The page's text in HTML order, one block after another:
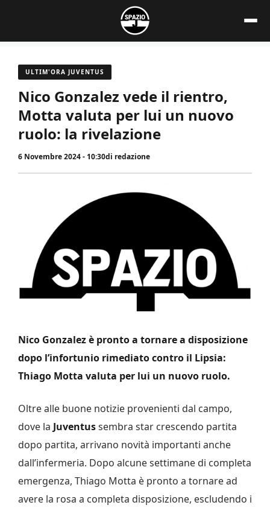
contenuto
ULTIM'ORA JUVENTUS
Nico Gonzalez vede il rientro,
Motta valuta per lui un nuovo
ruolo: la rivelazione
6 Novembre 2024 - 10:30di redazione
Nico Gonzalez è pronto a tornare a disposizione
dopo l’infortunio rimediato contro il Lipsia:
Thiago Motta valuta per lui un nuovo ruolo.
Oltre alle buone notizie provenienti dal campo,
dove la Juventussembra star crescendo partita
dopo partita, arrivano novità importanti anche
dall’infermeria. Dopo alcune settimane di completa
emergenza, Thiago Motta è pronto a tornare ad
avere la rosa a completa disposizione, escludendo i